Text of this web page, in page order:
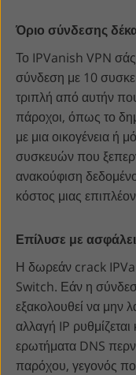
Όριο σύνδεσης
Το IPVanish VPN σάς
σύνδεση με 10
τριπλή από αυτήν
πάροχοι, όπως το
με μια οικογένεια ή
συσκευών που
ανακούφιση
κόστος μιας
Επίλυσε με
Η δωρεάν crack
Switch. Εάν η
εξακολουθεί να μην
αλλαγή IP
ερωτήματα DNS
παρόχου, γεγονός